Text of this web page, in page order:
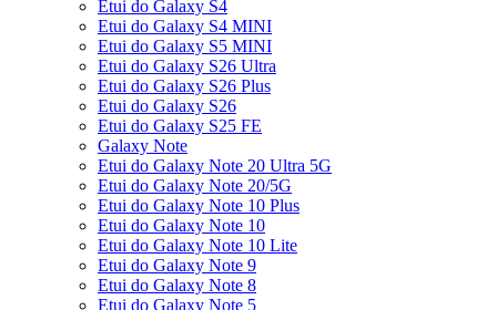
Etui do Galaxy S4
Etui do Galaxy S4 MINI
Etui do Galaxy S5 MINI
Etui do Galaxy S26 Ultra
Etui do Galaxy S26 Plus
Etui do Galaxy S26
Etui do Galaxy S25 FE
Galaxy Note
Etui do Galaxy Note 20 Ultra 5G
Etui do Galaxy Note 20/5G
Etui do Galaxy Note 10 Plus
Etui do Galaxy Note 10
Etui do Galaxy Note 10 Lite
Etui do Galaxy Note 9
Etui do Galaxy Note 8
Etui do Galaxy Note 5